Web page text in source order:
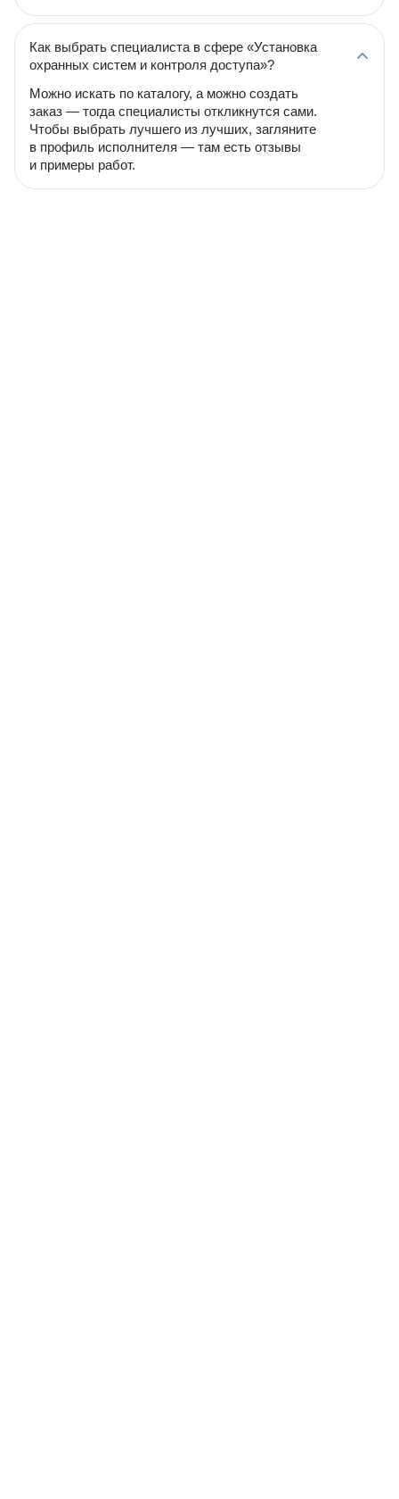
Как выбрать специалиста в сфере «Установка
охранных систем и контроля доступа»?
Можно искать по каталогу, а можно создать
заказ — тогда специалисты откликнутся сами.
Чтобы выбрать лучшего из лучших, загляните
в профиль исполнителя — там есть отзывы
и примеры работ.